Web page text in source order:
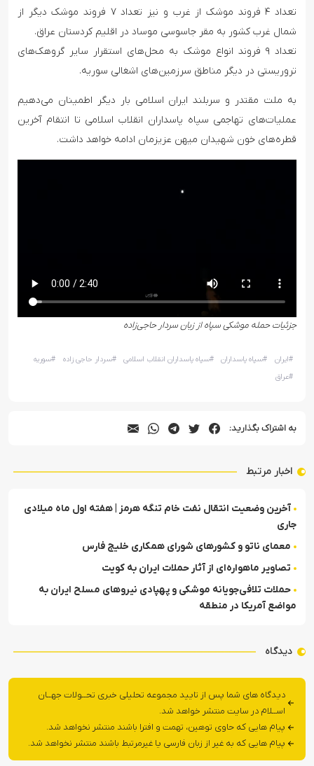
تعداد ۴ فروند موشک از غرب و نیز تعداد ۷ فروند موشک دیگر از
شمال غرب کشور به مقر جاسوسی موساد در اقلیم کردستان عراق.
تعداد ۹ فروند انواع موشک به محل‌های استقرار سایر گروهک‌های
تروریستی در دیگر مناطق سرزمین‌های اشغالی سوریه.
به ملت مقتدر و سربلند ایران اسلامی بار دیگر اطمینان می‌دهیم
عملیات‌های تهاجمی سپاه پاسداران انقلاب اسلامی تا انتقام آخرین
قطره‌های خون شهیدان میهن عزیزمان ادامه خواهد داشت.
جزئیات حمله موشکی سپاه از زبان سردار حاجی‌زاده
#ایران #سپاه پاسداران #سپاه پاسداران انقلاب اسلامی #سردار حاجی زاده #سوریه
#عراق
به اشتراک بگذارید:
اخبار مرتبط
آخرین وضعیت انتقال نفت خام تنگه هرمز | هفته اول ماه میلادی
جاری
معمای ناتو و کشورهای شورای همکاری خلیج فارس
تصاویر ماهواره‌ای از آثار حملات ایران به کویت
حملات تلافی‌جویانه موشکی و پهپادی نیروهای مسلح ایران به
مواضع آمریکا در منطقه
دیدگاه
دیدگاه های شما پس از تایید مجموعه تحلیلی خبری تحــولات جهــان
اســلام در سایت منتشر خواهد شد.
پیام هایی که حاوی توهین، تهمت و افترا باشند منتشر نخواهد شد.
پیام هایی که به غیر از زبان فارسی یا غیرمرتبط باشند منتشر نخواهد شد.